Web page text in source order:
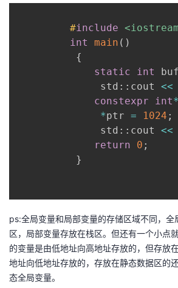
#include
int
main ( )
{
static
int
              std
:: cout <<
constexpr
int*
*ptr = 1024 ;
              std
:: cout <<
return
0 ;
}
ps:全局变量和局部变量的存储区域不同，全
区，局部变量存放在栈区。但还有一个小点
的变量是由低地址向高地址存放的，但存放
地址向低地址存放的，存放在静态数据区的
态全局变量。